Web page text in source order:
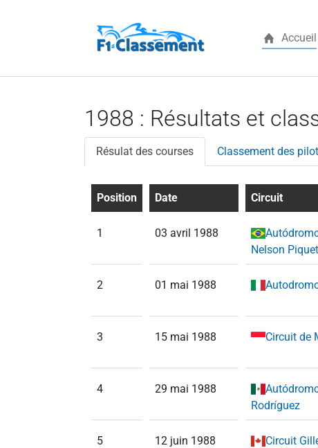
Accueil
1988 : Résultats et
Résulat des courses Classement des
Position Date Circuit
1 03 avril 1988
Nelson Piquet
2 01 mai 1988
3 15 mai 1988 Circuit de
4 29 mai 1988
Rodríguez
5 12 juin 1988 Circuit